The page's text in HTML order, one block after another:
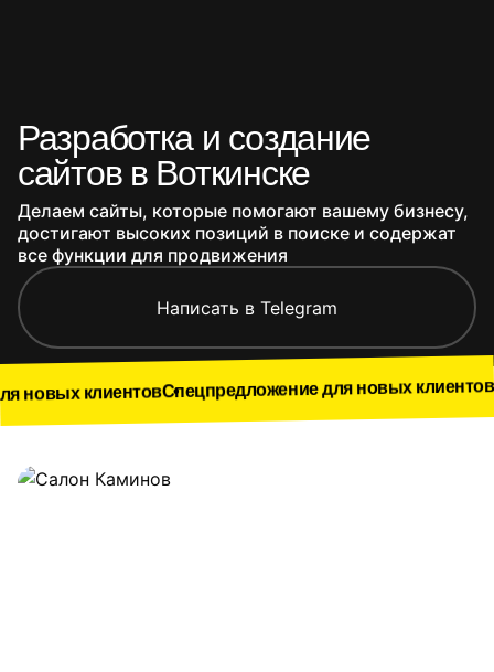
Разработка и создание
сайтов в Воткинске
Делаем сайты, которые помогают вашему бизнесу,
достигают высоких позиций в поиске и содержат
все функции для продвижения
Написать в Telegram
Спецпредложение для новых клиентов
Наши работы